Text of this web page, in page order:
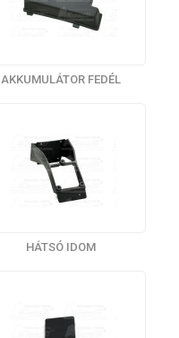
AKKUMULÁTOR FEDÉL
HÁTSÓ IDOM